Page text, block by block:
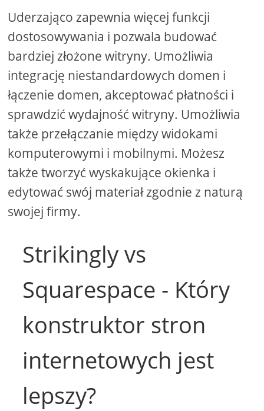
Uderzająco zapewnia więcej funkcji
dostosowywania i pozwala budować
bardziej złożone witryny. Umożliwia
integrację niestandardowych domen i
łączenie domen, akceptować płatności i
sprawdzić wydajność witryny. Umożliwia
także przełączanie między widokami
komputerowymi i mobilnymi. Możesz
także tworzyć wyskakujące okienka i
edytować swój materiał zgodnie z naturą
swojej firmy.
Strikingly vs
Squarespace - Który
konstruktor stron
internetowych jest
lepszy?